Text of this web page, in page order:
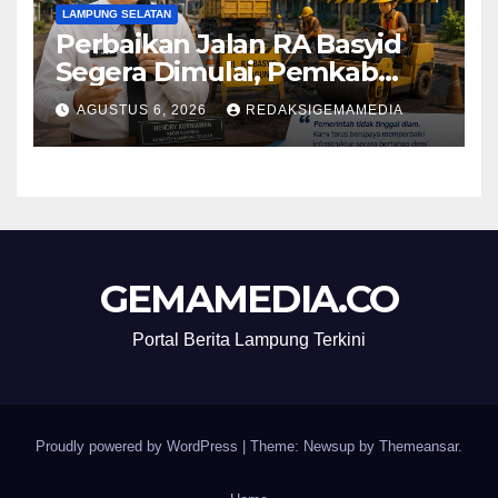
LAMPUNG SELATAN
Perbaikan Jalan RA Basyid
Segera Dimulai, Pemkab
Lampung Selatan Pastikan
Mobilitas Warga Lebih Aman
dan Nyaman
AGUSTUS 6, 2026 REDAKSIGEMAMEDIA
GEMAMEDIA.CO
Portal Berita Lampung Terkini
Proudly powered by WordPress Theme: Newsup by Themeansar.